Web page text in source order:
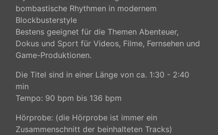
bombastische Rhythmen in modernem
Blockbusterstyle
Bestens geeignet für die Themen Abenteuer,
Dokus und Sport für Videos, Filme, Fernsehen und
Game-Produktionen.
Die Titel sind in einer Länge von ca. 1:30 - 2:40
min
Tempo: 90 bpm bis 136 bpm
Hörprobe: (die Hörprobe ist immer ein
Zusammenschnitt der beinhalteten Tracks)